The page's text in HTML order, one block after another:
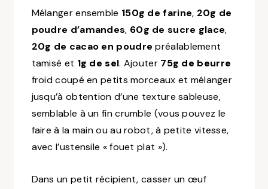
Mélanger ensemble 150g de farine, 20g de
poudre d’amandes, 60g de sucre glace,
20g de cacao en poudrepréalablement
tamisé et 1g de sel. Ajouter 75g de beurre
froid coupé en petits morceaux et mélanger
jusqu’à obtention d’une texture sableuse,
semblable à un fin crumble (vous pouvez le
faire à la main ou au robot, à petite vitesse,
avec l’ustensile « fouet plat »).
Dans un petit récipient, casser un œuf